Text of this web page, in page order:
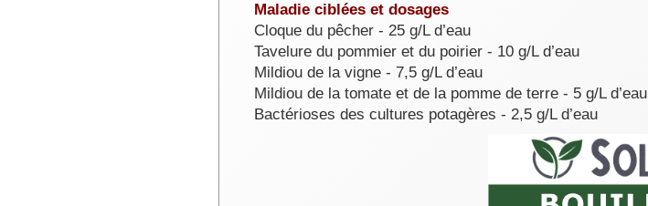
Maladie ciblées et dosages
Cloque du pêcher - 25 g/L d’eau
Tavelure du pommier et du poirier - 10 g/L d’eau
Mildiou de la vigne - 7,5 g/L d’eau
Mildiou de la tomate et de la pomme de terre - 5 g/L d’eau
Bactérioses des cultures potagères - 2,5 g/L d’eau